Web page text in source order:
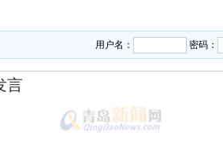
用户名： 密码：